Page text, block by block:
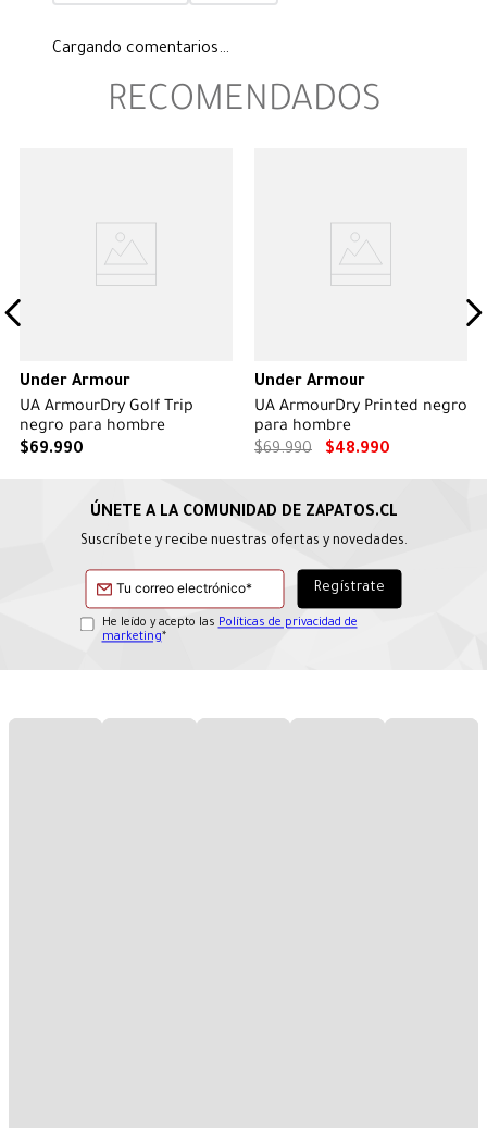
Cargando comentarios…
RECOMENDADOS
Under Armour
UA ArmourDry Golf Trip
negro para hombre
$69.990
Under Armour
UA ArmourDry Printed negro
para hombre
$69.990 $48.990
Suscríbete y recibe nuestras ofertas y novedades.
He leído y acepto las Políticas de privacidad de
marketing*